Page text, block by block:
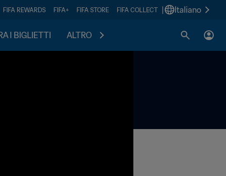
FIFA REWARDS FIFA+ FIFA STORE FIFA COLLECT Italiano
I BIGLIETTI ALTRO